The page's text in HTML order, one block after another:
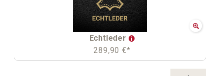
Echtleder
289,90 €*